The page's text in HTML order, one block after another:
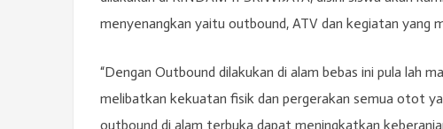
menyenangkan yaitu outbound, ATV dan kegiatan yang
“Dengan Outbound dilakukan di alam bebas ini pula lah
melibatkan kekuatan fisik dan pergerakan semua otot
outbound di alam terbuka dapat meningkatkan